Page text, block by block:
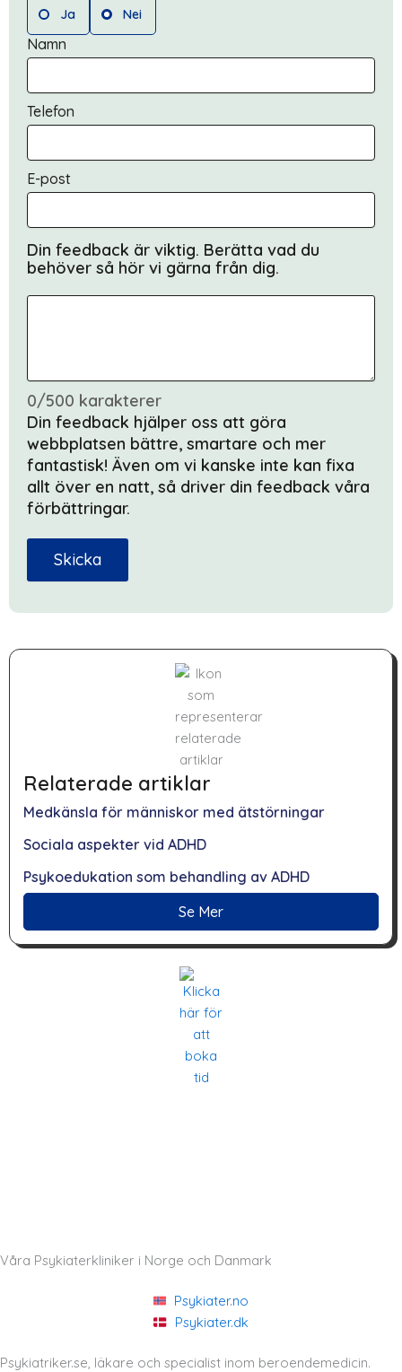
Ja Nei
Namn
Telefon
E-post
Din feedback är viktig. Berätta vad du
behöver så hör vi gärna från dig.
0/500 karakterer
Din feedback hjälper oss att göra
webbplatsen bättre, smartare och mer
fantastisk! Även om vi kanske inte kan fixa
allt över en natt, så driver din feedback våra
förbättringar.
Skicka
Relaterade artiklar
Medkänsla för människor med ätstörningar
Sociala aspekter vid ADHD
Psykoedukation som behandling av ADHD
Se Mer
Våra Psykiaterkliniker i Norge och Danmark
Psykiater.no
Psykiater.dk
Psykiatriker.se, läkare och specialist inom beroendemedicin.